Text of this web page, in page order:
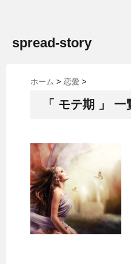
spread-story
ホーム > 恋愛 >
「 モテ期 」 一